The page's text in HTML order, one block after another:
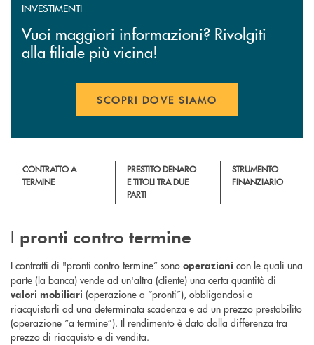
INVESTIMENTI
Vuoi maggiori informazioni? Rivolgiti
alla filiale più vicina!
SCOPRI DOVE SIAMO
CONTRATTO A
TERMINE
PRESTITO DENARO
E TITOLI TRA DUE
PARTI
STRUMENTO
FINANZIARIO
I pronti contro termine
I contratti di "pronti contro termine” sono operazioni con le quali una
parte (la banca) vende ad un'altra (cliente) una certa quantità di
valori mobiliari (operazione a “pronti”), obbligandosi a
riacquistarli ad una determinata scadenza e ad un prezzo prestabilito
(operazione “a termine”). Il rendimento è dato dalla differenza tra
prezzo di riacquisto e di vendita.